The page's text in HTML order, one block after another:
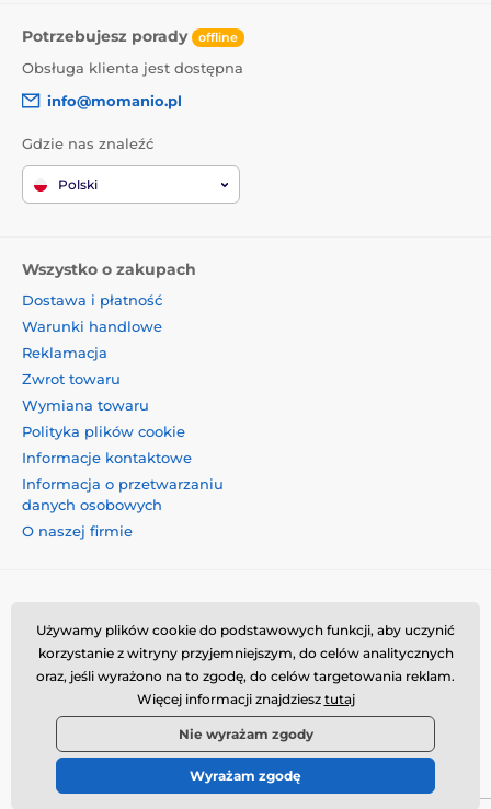
Potrzebujesz porady offline
Obsługa klienta jest dostępna
info@momanio.pl
Gdzie nas znaleźć
Polski
Wszystko o zakupach
Dostawa i płatność
Warunki handlowe
Reklamacja
Zwrot towaru
Wymiana towaru
Polityka plików cookie
Informacje kontaktowe
Informacja o przetwarzaniu
danych osobowych
O naszej firmie
Momanio s.r.o., Okružní 361/14, 74718, Píšť, Czechy,
VAT: CZ09604707, info@momanio.pl
Używamy plików cookie do podstawowych funkcji, aby uczynić
korzystanie z witryny przyjemniejszym, do celów analitycznych
oraz, jeśli wyrażono na to zgodę, do celów targetowania reklam.
Więcej informacji znajdziesz tutaj
Nie wyrażam zgody
Wyrażam zgodę